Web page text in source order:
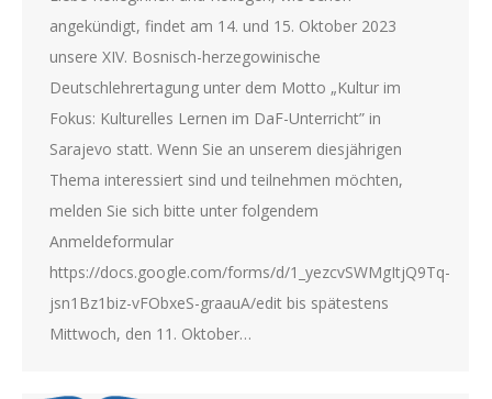
angekündigt, findet am 14. und 15. Oktober 2023
unsere XIV. Bosnisch-herzegowinische
Deutschlehrertagung unter dem Motto „Kultur im
Fokus: Kulturelles Lernen im DaF-Unterricht” in
Sarajevo statt. Wenn Sie an unserem diesjährigen
Thema interessiert sind und teilnehmen möchten,
melden Sie sich bitte unter folgendem
Anmeldeformular
https://docs.google.com/forms/d/1_yezcvSWMgItjQ9Tq-
jsn1Bz1biz-vFObxeS-graauA/edit bis spätestens
Mittwoch, den 11. Oktober…